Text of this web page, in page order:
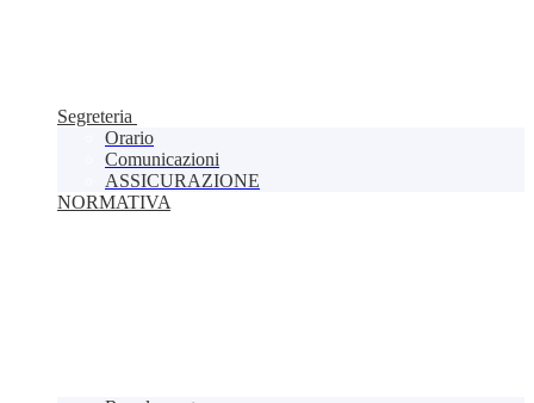
Segreteria
Orario
Comunicazioni
ASSICURAZIONE
NORMATIVA